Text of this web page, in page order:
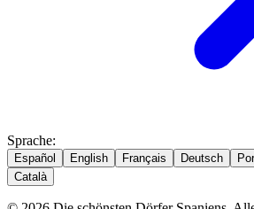
Sprache:
Español English Français Deutsch
Català